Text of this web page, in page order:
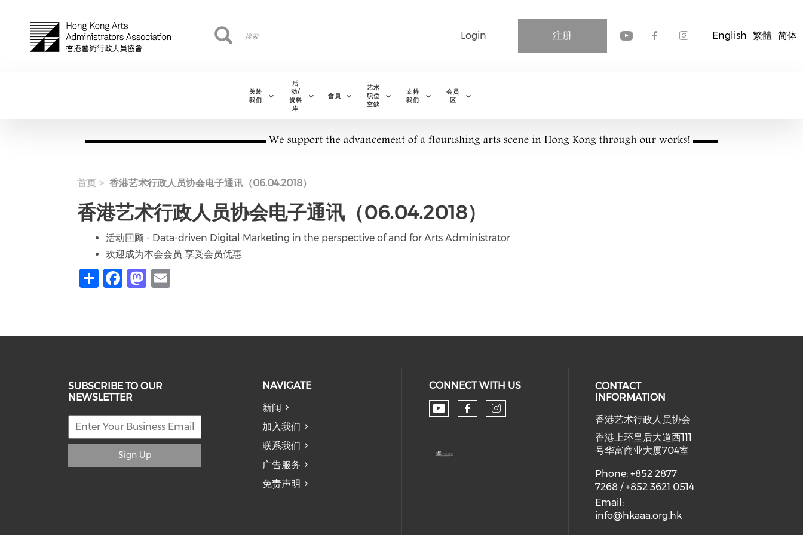
English 繁體 简体
注册
Login
索
搜索
关於
我们
活
动/
资料
库
會員
艺术
职位
空缺
支持
我们
会员
区
首页 香港艺术行政人员协会电子通讯（06.04.2018）
香港艺术行政人员协会电子通讯（06.04.2018）
活动回顾 - Data-driven Digital Marketing in the perspective of and for Arts Administrator
欢迎成为本会会员 享受会员优惠
ShareFacebook
Mastodon
SUBSCRIBE TO OUR
NEWSLETTER
Sign Up
NAVIGATE
新闻
加入我们
联系我们
广告服务
免责声明
CONNECT WITH US
Check our social media on youtube (opens in a
Check our social media on facebook
Check our social media on instagram
CONTACT
INFORMATION
香港艺术行政人员协会
香港上环皇后大道西111
号华富商业大厦704室
Phone: +852 2877
7268 / +852 3621 0514
Email:
info@hkaaa.org.hk